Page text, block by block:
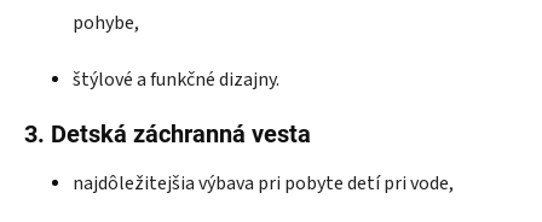
pohybe,
štýlové a funkčné dizajny.
3. Detská záchranná vesta
najdôležitejšia výbava pri pobyte detí pri vode,